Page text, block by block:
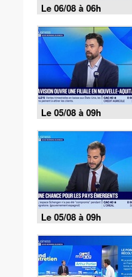
Le 06/08 à 06h
Le 05/08 à 09h
Le 05/08 à 09h